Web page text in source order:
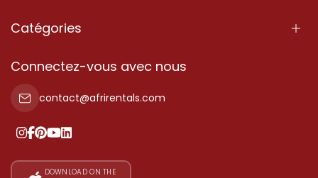
À Propos
Conditions d'Utilisation
Politique de Confidentialité
Nos tarifs
Catégories
Propriété
Propriété à vendre
Propriété à louer
Ajoutez votre témoignage
Connectez-vous avec nous
contact@afrirentals.com
DOWNLOAD ON THE